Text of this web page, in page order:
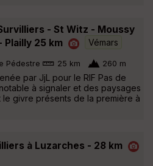
- St Witz - Moussy
Plailly 25 km
Vémars
Pédestre 25 km 260 m
par JjL pour le RIF Pas de
à signaler et des paysages
givre présents de la première à
à Luzarches - 28 km